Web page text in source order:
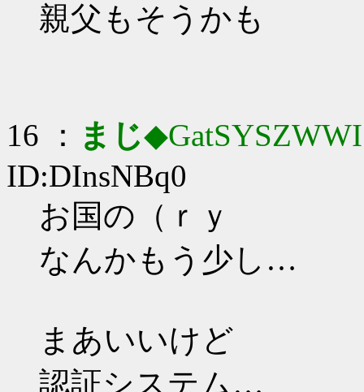
親父もそうかも
16 ： まじ◆GatSYSZWWI
ID:DInsNBq0
お国の（ｒｙ
なんかもう少し…
まあいいけど
認証システム…